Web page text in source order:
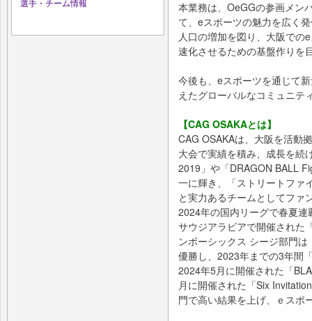
選手・チーム情報
本業務は、OeGGの参画メン
て、eスポーツの魅力を広く
人口の増加を図り、大阪での
速化させるための基盤作りを
今後も、eスポーツを通じて
えたグローバルなコミュニテ
【CAG OSAKAとは】
CAG OSAKAは、大阪を活動
大会で実績を積み、成長を続
2019」や「DRAGON BALL
一に輝き、「ストリートファ
と実力あるチームとしてファ
2024年の国内リーグで春夏
サウジアラビアで開催された
ンボーシックス シージ部門
優勝し、2023年までの3年間
2024年5月に開催された「
月に開催された「Six
門で高い結果を上げ、ｅスポ